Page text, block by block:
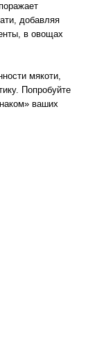
добавляя
в овощах
мякоти,
Попробуйте
ваших